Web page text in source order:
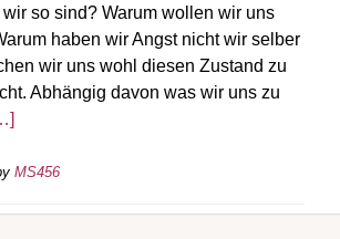
so sind? Warum wollen wir uns
haben wir Angst nicht wir selber
wir uns wohl diesen Zustand zu
Abhängig davon was wir uns zu
MS456